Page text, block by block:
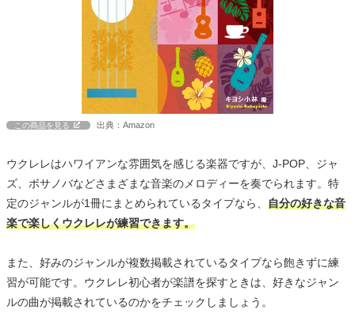
この商品を見る 出典：Amazon
ウクレレはハワイアンな雰囲気を感じる楽器ですが、J-POP、ジャ
ズ、ボサノバなどさまざまな音楽のメロディーを奏でられます。特
定のジャンルが1冊にまとめられているタイプなら、 自分の好きな音
楽で楽しくウクレレが練習できます。
また、好みのジャンルが複数掲載されているタイプなら飽きずに練
習が可能です。ウクレレ初心者が楽譜を探すときは、好きなジャン
ルの曲が掲載されているのかをチェックしましょう。